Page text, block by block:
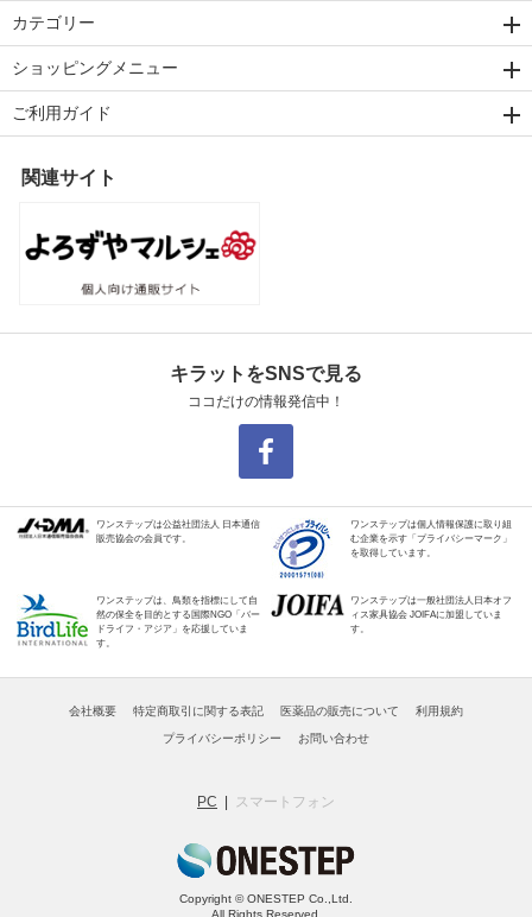
カテゴリー
ショッピングメニュー
ご利用ガイド
関連サイト
キラットをSNSで見る
ココだけの情報発信中！
ワンステップは公益社団法人 日本通信
販売協会の会員です。
ワンステップは個人情報保護に取り組
む企業を示す「プライバシーマーク」
を取得しています。
ワンステップは、鳥類を指標にして自
然の保全を目的とする国際NGO「バー
ドライフ・アジア」を応援していま
す。
ワンステップは一般社団法人日本オフ
ィス家具協会 JOIFAに加盟していま
す。
会社概要 特定商取引に関する表記 医薬品の販売について 利用規約
プライバシーポリシー お問い合わせ
PC スマートフォン
Copyright © ONESTEP Co.,Ltd.